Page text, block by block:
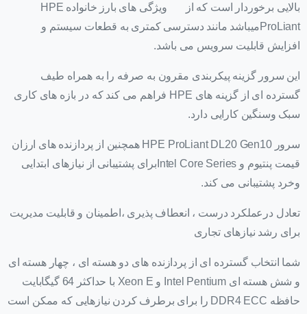
بالایی برخوردار است که از ویژگی های بارز خانواده HPE
ProLiantمیباشد مانند دسترسی کمتری به قطعات سیستم و
افزایش قابلیت سرویس می باشد.
این سرور گزینه پیکربندی مقرون به صرفه را به همراه طیف
گسترده ای از گزینه های HPE فراهم می کند که در بازه های کاری
سبک وسنگین کارایی دارد.
سرور HPE ProLiant DL20 Gen10 همچنین از پردازنده های ارزان
قیمت پنتیوم و Intel Core Seriesبرای پشتیبانی از نیازهای ابتدایی
وخرد پشتیبانی می کند.
تعادل درعملکرد درست ، انعطاف پذیری ،اطمینان و قابلیت مدیریت
برای رشد نیازهای تجاری
شما انتخاب گسترده ای از پردازنده های دو هسته ای ، چهار هسته ای
و شش هسته ای Intel Pentium و Xeon E با حداکثر 64 گیگابایت
حافظه DDR4 ECC را برای برطرف کردن نیازهایی که ممکن است